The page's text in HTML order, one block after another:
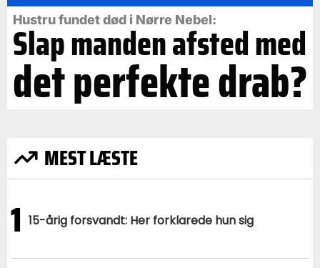
Hustru fundet død i Nørre Nebel:
Slap manden afsted med
det perfekte drab?
MEST LÆSTE
1 15-årig forsvandt: Her forklarede hun sig